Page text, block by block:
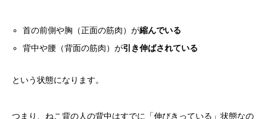
首の前側や胸（正面の筋肉）が縮んでいる
背中や腰（背面の筋肉）が引き伸ばされている
という状態になります。
つまり、ねこ背の人の背中はすでに「伸びきっている」状態なの